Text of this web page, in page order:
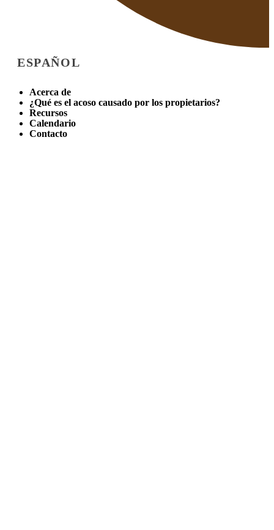
ESPAÑOL
Acerca de
¿Qué es el acoso causado por los propietarios?
Recursos
Calendario
Contacto